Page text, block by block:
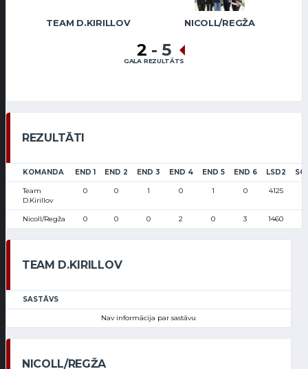
TEAM D.KIRILLOV NICOLL/REGŽA
2 - 5
GALA REZULTĀTS
REZULTĀTI
KOMANDA END 1 END 2 END 3 END 4 END 5 END 6 LSD2
Team
D.Kirillov
0 0 1 0 1 0 4125
Nicoll/Regža 0 0 0 2 0 3 1460
TEAM D.KIRILLOV
SASTĀVS
Nav informācija par sastāvu
NICOLL/REGŽA